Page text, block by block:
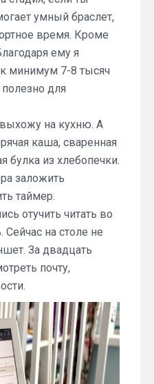
умный браслет,
время. Кроме
ему я
минимум 7-8 тысяч
для
на кухню. А
каша, сваренная
булка из хлебопечки.
заложить
таймер.
отучить читать во
на столе не
За двадцать
почту,